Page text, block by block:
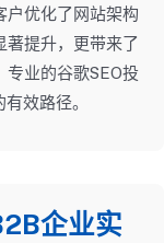
户优化了网站架构
著提升，更带来了
专业的谷歌SEO投
效路径。
企业实